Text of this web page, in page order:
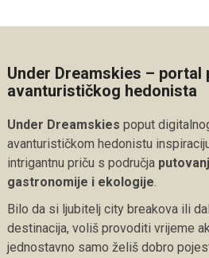
Under Dreamskies – portal
avanturističkog hedonista
Under Dreamskies poput
avanturističkom hedonistu
intrigantnu priču s područja
gastronomije i ekologije
Bilo da si ljubitelj city breakova ili
destinacija, voliš provoditi vrijeme
jednostavno samo želiš dobro